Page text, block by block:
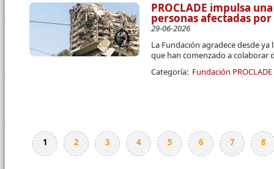
PROCLADE impulsa
personas afectadas
29-06-2026
La Fundación agradece desde
que han comenzado a colaborar
Categoría: Fundación PROCLADE
Páginas
1 2 3 4 5 6 7 8